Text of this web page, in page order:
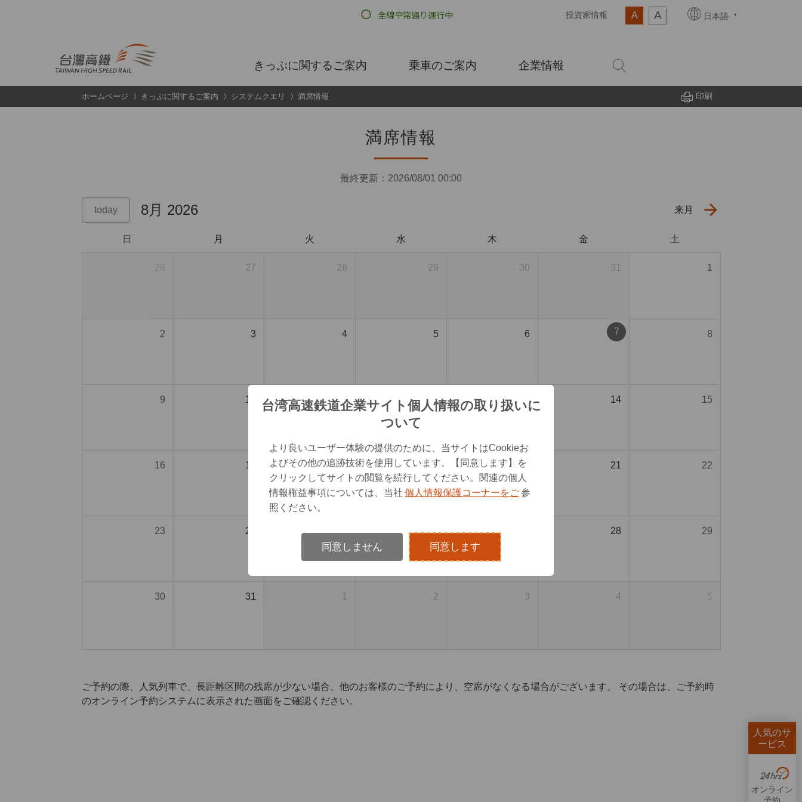
人気のサ
ービス
オンライン
きっぷに関するご案内 乗車のご案内 企業情報
投資家情報 A A 日本語
ホームページ きっぷに関するご案内 システムクエリ 満席情報 印刷
満席情報
最終更新： 2026/08/01 00:00
today 8月 2026 来月
日 月 火 水 木 金 土
26 27 28 29 30 31 1
2 3 4 5 6 7 8
9 10 11 12 13 14 15
16 17 18 19 20 21 22
23 24 25 26 28 29
30 31 1 2 3 4 5
ご予約の際、人気列車で、長距離区間の残席が少ない場合、他のお客様のご予約により、空席がなくなる場合がございます。 その場合は、ご予約時
のオンライン予約システムに表示された画面をご確認ください。
台湾高速鉄道企業サイト個人情報の取り扱いに
ついて
より良いユーザー体験の提供のために、当サイトはCookieお
よびその他の追跡技術を使用しています。【同意します】を
クリックしてサイトの閲覧を続行してください。関連の個人
情報権益事項については、当社 個人情報保護コーナーをご参
照ください。
同意しません 同意します